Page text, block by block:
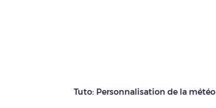
Tuto: Personnalisation de la météo